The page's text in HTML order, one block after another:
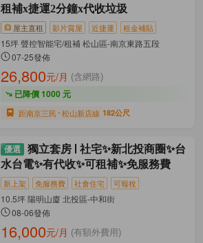
租補x捷運2分鐘x代收垃圾
屋主直租 影片賞屋 近捷運 租金補貼
15坪 聲控智能宅/租補 松山區-南京東路五段
07-25發佈
26,800元/月 (含網路)
已降價 1000 元
距南京三民 松山新店線 182公尺
獨立套房
社宅✨新北投商圈✨台
水台電✨有代收✨可租補✨免服務費
新上架 免服務費 社會住宅 可報稅
10.5坪 陽明山廈 北投區-中和街
08-06發佈
16,000元/月 (有額外費用)